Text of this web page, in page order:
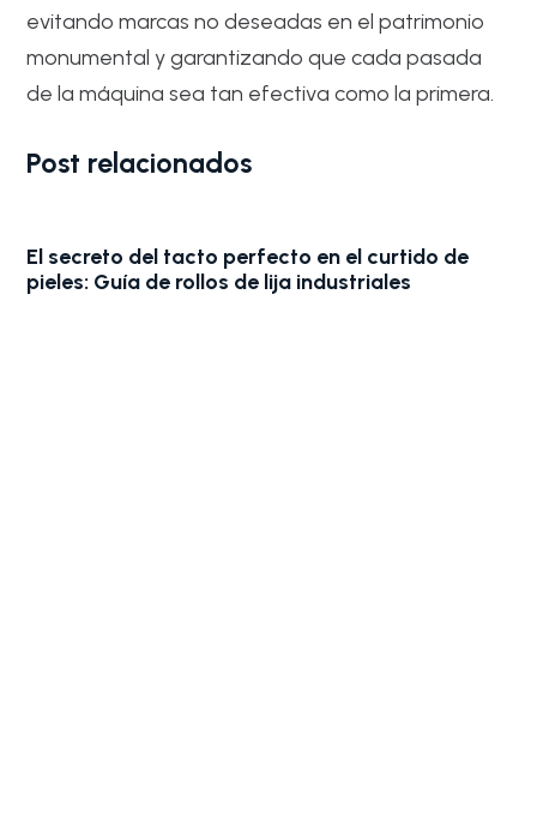
evitando marcas no deseadas en el patrimonio
monumental y garantizando que cada pasada
de la máquina sea tan efectiva como la primera.
Post relacionados
El secreto del tacto perfecto en el curtido de
pieles: Guía de rollos de lija industriales